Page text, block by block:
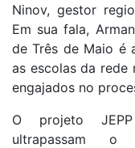
Ninov, gestor
Em sua fala,
de Três de Maio é
as escolas da rede
engajados no
O projeto
ultrapassam o